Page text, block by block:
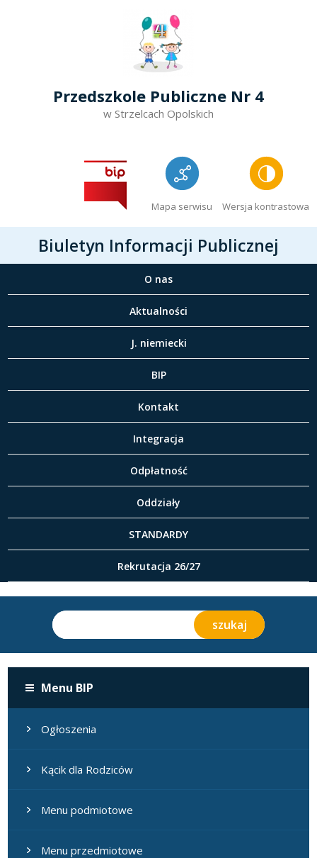
Przedszkole Publiczne Nr 4
w Strzelcach Opolskich
Mapa serwisu Wersja kontrastowa
Biuletyn Informacji Publicznej
O nas
Aktualności
J. niemiecki
BIP
Kontakt
Integracja
Odpłatność
Oddziały
STANDARDY
Rekrutacja 26/27
Menu BIP
Ogłoszenia
Kącik dla Rodziców
Menu podmiotowe
Menu przedmiotowe